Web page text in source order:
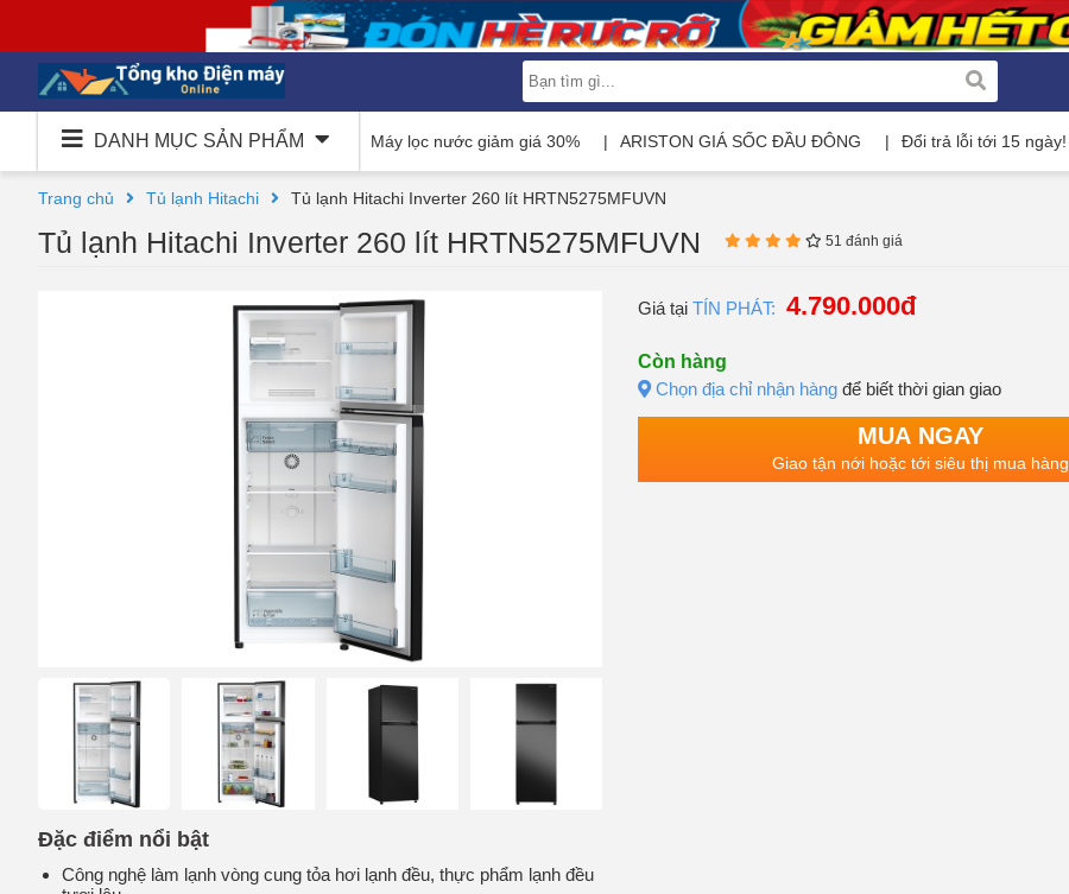
DANH MỤC SẢN PHẨM Máy lọc nước giảm giá 30% ARISTON GIÁ SỐC ĐẦU ĐÔNG Đổi trả lỗi tới 15 ngày!
Trang chủ Tủ lạnh Hitachi Tủ lạnh Hitachi Inverter 260 lít HRTN5275MFUVN
Tủ lạnh Hitachi Inverter 260 lít HRTN5275MFUVN 51 đánh giá
Đặc điểm nổi bật
Công nghệ làm lạnh vòng cung tỏa hơi lạnh đều, thực phẩm lạnh đều
Giá tại TÍN PHÁT: 4.790.000đ
Còn hàng
Chọn địa chỉ nhận hàng để biết thời gian giao
MUA NGAY
Giao tận nới hoặc tới siêu thị mua hàng